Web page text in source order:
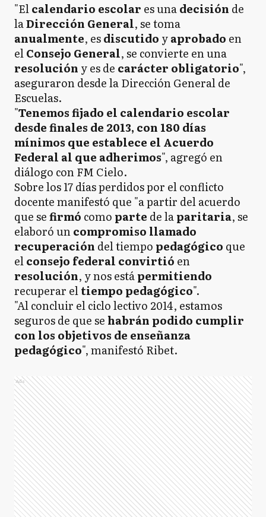
"Elcalendario escolar es unadecisión de
laDirección General, se toma
anualmente, esdiscutido yaprobado en
elConsejo General, se convierte en una
resolución y es de carácter obligatorio",
aseguraron desde la Dirección General de
Escuelas.
"Tenemos fijado el calendario escolar
desde finales de 2013, con 180 días
mínimos que establece el Acuerdo
Federal al que adherimos", agregó en
diálogo con FM Cielo.
Sobre los 17 días perdidos por el conflicto
docente manifestó que "a partir del acuerdo
que sefirmó como parte de laparitaria, se
elaboró uncompromiso llamado
recuperación del tiempo pedagógico que
elconsejo federal convirtió en
resolución, y nos estápermitiendo
recuperar eltiempo pedagógico".
"Al concluir el ciclo lectivo 2014, estamos
seguros de que se habrán podido cumplir
con los objetivos de enseñanza
pedagógico", manifestó Ribet.
Ads